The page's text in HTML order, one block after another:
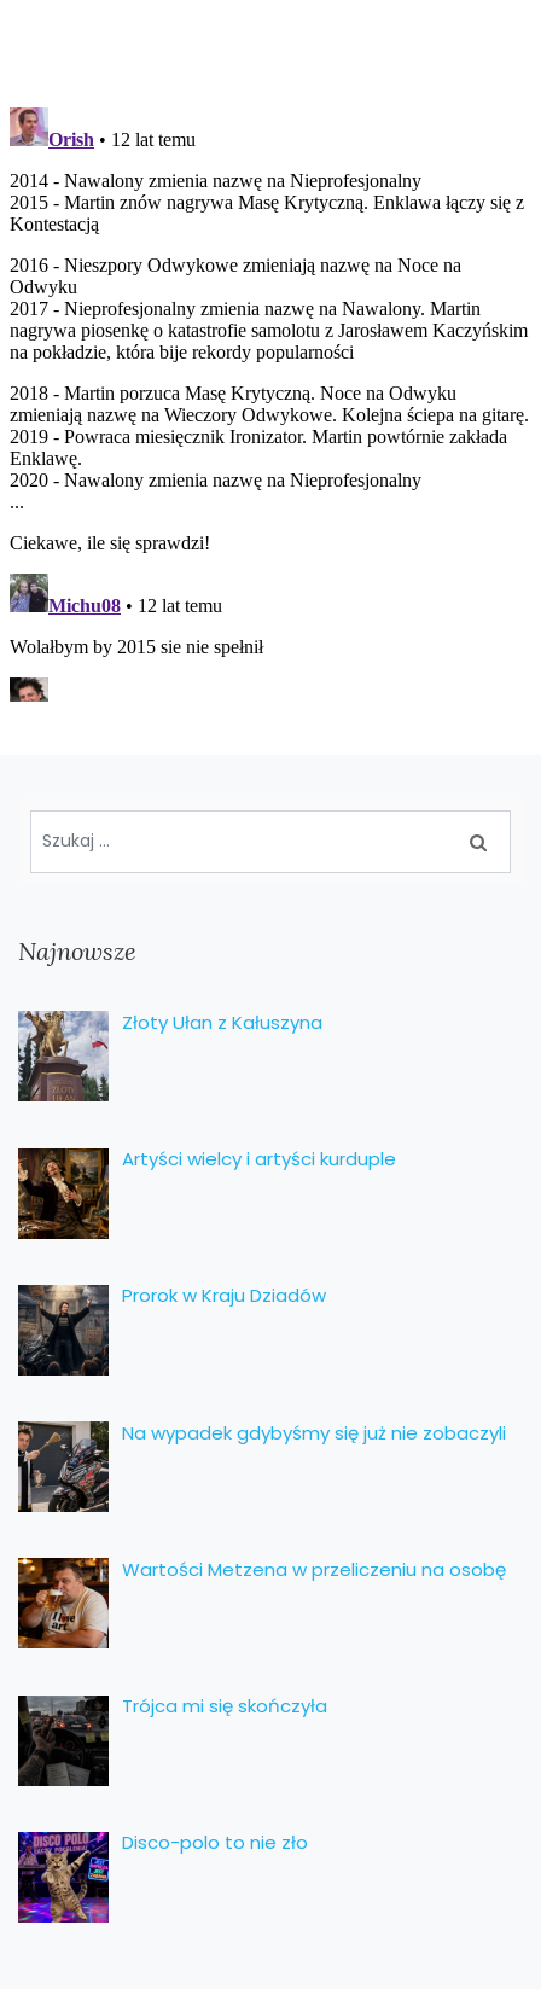
Najnowsze
Złoty Ułan z Kałuszyna
Artyści wielcy i artyści kurduple
Prorok w Kraju Dziadów
Na wypadek gdybyśmy się już nie zobaczyli
Wartości Metzena w przeliczeniu na osobę
Trójca mi się skończyła
Disco-polo to nie zło